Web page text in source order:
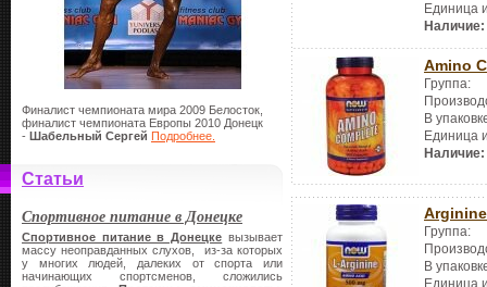
Финалист чемпионата мира 2009 Белосток,
финалист чемпионата Европы 2010 Донецк
- Шабельный Сергей Подробнее.
Статьи
Спортивное питание в Донецке
Спортивное питание в Донецке вызывает
массу неоправданных слухов, из-за которых
у многих людей, далеких от спорта или
начинающих спортсменов, сложились
Единица
Наличие:
Amino
Группа:
В
Единица
Наличие:
Группа:
В
Единица